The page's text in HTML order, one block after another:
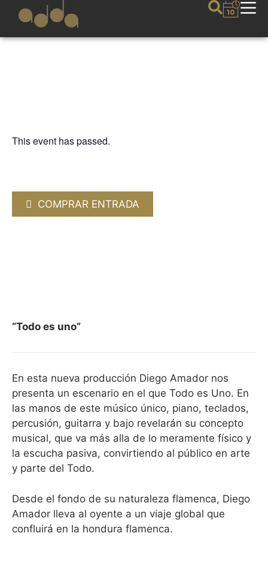
This event has passed.
COMPRAR ENTRADA
“Todo es uno”
En esta nueva producción Diego Amador nos
presenta un escenario en el que Todo es Uno. En
las manos de este músico único, piano, teclados,
percusión, guitarra y bajo revelarán su concepto
musical, que va más alla de lo meramente físico y
la escucha pasiva, convirtiendo al público en arte
y parte del Todo.
Desde el fondo de su naturaleza flamenca, Diego
Amador lleva al oyente a un viaje global que
confluirá en la hondura flamenca.